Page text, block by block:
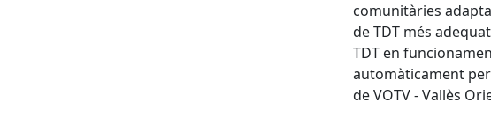
comunitàries
de TDT més
TDT en
automàticament
de VOTV - Vallès